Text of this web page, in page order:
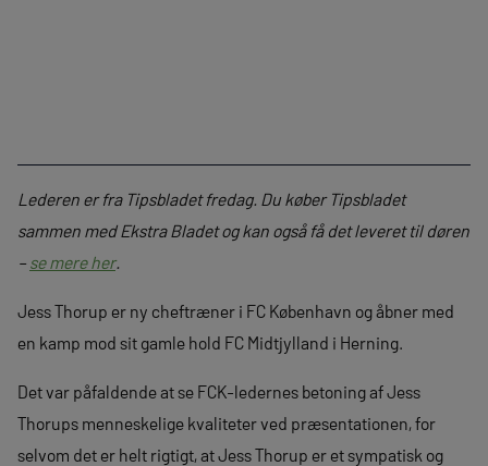
Lederen er fra Tipsbladet fredag. Du køber Tipsbladet
sammen med Ekstra Bladet og kan også få det leveret til døren
– se mere her.
Jess Thorup er ny cheftræner i FC København og åbner med
en kamp mod sit gamle hold FC Midtjylland i Herning.
Det var påfaldende at se FCK-ledernes betoning af Jess
Thorups menneskelige kvaliteter ved præsentationen, for
selvom det er helt rigtigt, at Jess Thorup er et sympatisk og